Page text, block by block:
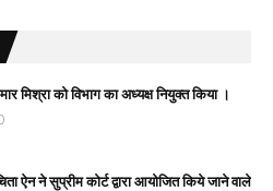
मिश्रा को विभाग का अध्यक्ष नियुक्त किया ।
ऐन ने सुप्रीम कोर्ट द्वारा आयोजित किये जाने वाले